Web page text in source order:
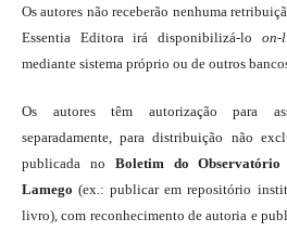
Os autores não receberão nenhuma
Essentia Editora irá disponibilizá-lo on-
mediante sistema próprio ou de outros
Os autores têm autorização para
separadamente, para distribuição não
publicada no Boletim do
Lamego (ex.: publicar em repositório
livro), com reconhecimento de autoria e